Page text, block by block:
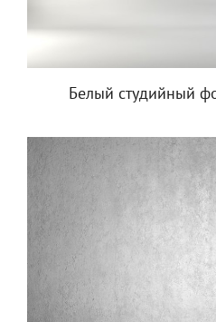
Белый студийный